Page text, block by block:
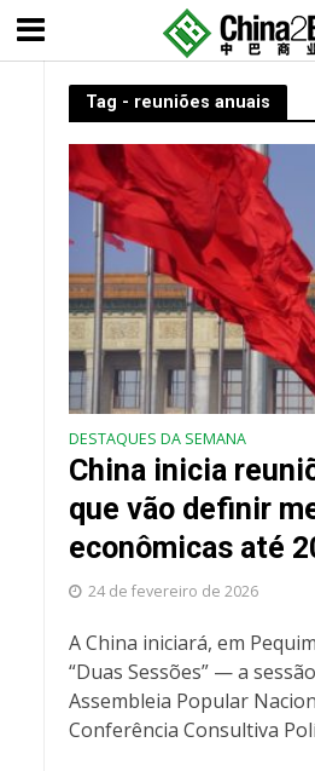
Tag - reuniões anuais
DESTAQUES DA SEMANA
China inicia
que vão definir
econômicas até
24 de fevereiro de 2026
A China iniciará, em
“Duas Sessões” — a
Assembleia Popular
Conferência Consultiva